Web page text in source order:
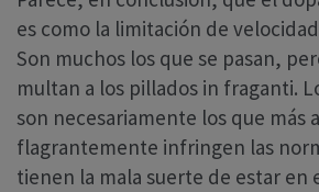
es como la limitación de
Son muchos los que se pasan,
multan a los pillados in fraganti.
son necesariamente los que más
flagrantemente infringen las
tienen la mala suerte de estar en